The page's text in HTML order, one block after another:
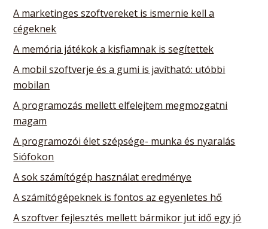
A marketinges szoftvereket is ismernie kell a
cégeknek
A memória játékok a kisfiamnak is segítettek
A mobil szoftverje és a gumi is javítható: utóbbi
mobilan
A programozás mellett elfelejtem megmozgatni
magam
A programozói élet szépsége- munka és nyaralás
Siófokon
A sok számítógép használat eredménye
A számítógépeknek is fontos az egyenletes hő
A szoftver fejlesztés mellett bármikor jut idő egy jó